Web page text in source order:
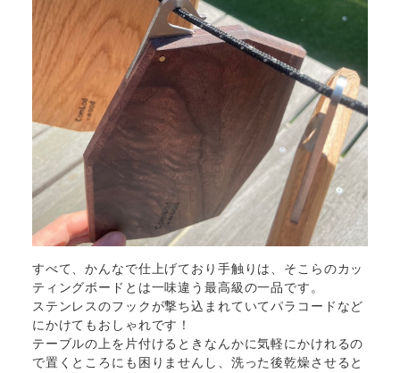
すべて、かんなで仕上げており手触りは、そこらのカッ
ティングボードとは一味違う最高級の一品です。
ステンレスのフックが撃ち込まれていてパラコードなど
にかけてもおしゃれです！
テーブルの上を片付けるときなんかに気軽にかけれるの
で置くところにも困りませんし、洗った後乾燥させると